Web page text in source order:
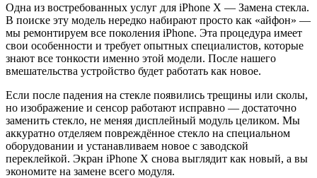
Одна из востребованных услуг для iPhone X — Замена стекла.
В поиске эту модель нередко набирают просто как «айфон» —
мы ремонтируем все поколения iPhone. Эта процедура имеет
свои особенности и требует опытных специалистов, которые
знают все тонкости именно этой модели. После нашего
вмешательства устройство будет работать как новое.
Если после падения на стекле появились трещины или сколы,
но изображение и сенсор работают исправно — достаточно
заменить стекло, не меняя дисплейный модуль целиком. Мы
аккуратно отделяем повреждённое стекло на специальном
оборудовании и устанавливаем новое с заводской
переклейкой. Экран iPhone X снова выглядит как новый, а вы
экономите на замене всего модуля.